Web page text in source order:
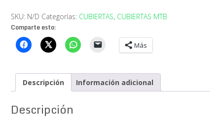
M
cantidad
SKU: N/D Categorías: CUBIERTAS, CUBIERTAS MTB
Comparte esto:
Más
Descripción Información adicional
Descripción